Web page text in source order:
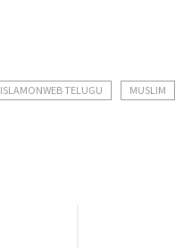
ISLAMONWEB TELUGU MUSLIM